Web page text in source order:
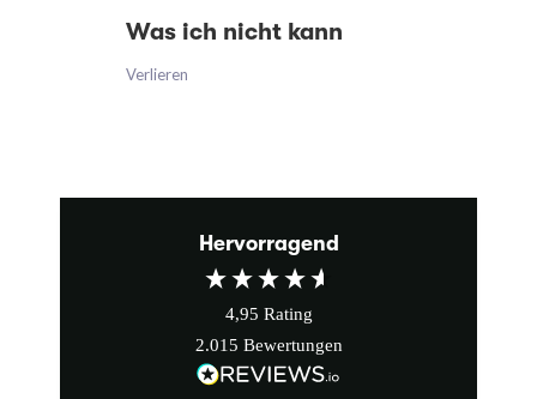
Was ich nicht kann
Verlieren
Hervorragend
4,95 Rating
2.015 Bewertungen